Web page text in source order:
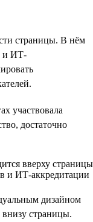
страницы. В нём
и ИТ-
участвовала
достаточно
дизайном
страницы.